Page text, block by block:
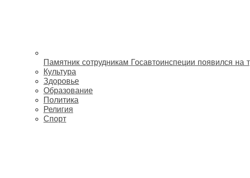
Памятник сотрудникам Госавтоинспеции появился на
Культура
Здоровье
Образование
Политика
Религия
Спорт